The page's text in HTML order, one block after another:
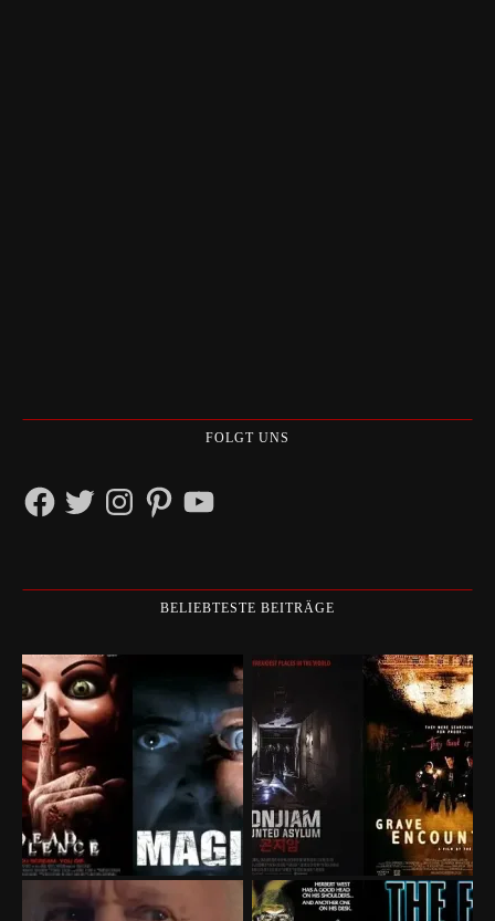
FOLGT UNS
FacebookTwitterInstagramPinterestYouTube
BELIEBTESTE BEITRÄGE